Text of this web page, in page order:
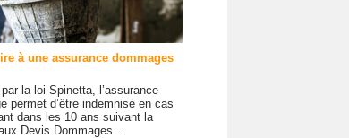
à une assurance dommages
la loi Spinetta, l’assurance
permet d’être indemnisé en cas
dans les 10 ans suivant la
Dommages...